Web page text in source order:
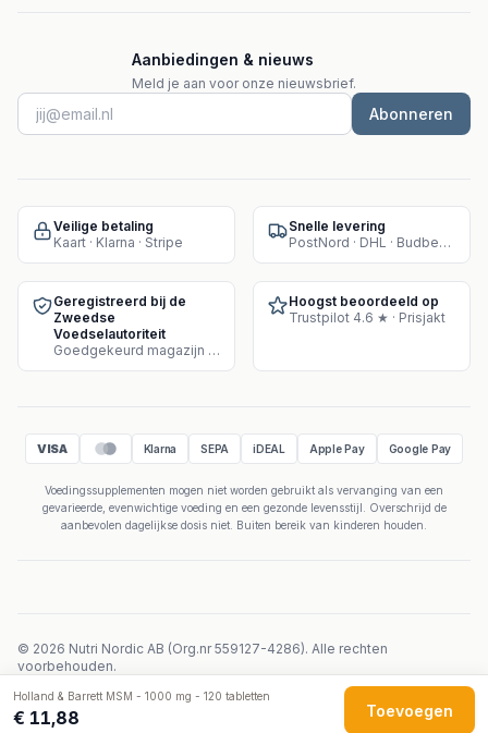
Holland & Barrett MSM - 1000 mg - 120 tabletten
€ 11,88 Toevoegen
Aanbiedingen & nieuws
Meld je aan voor onze nieuwsbrief.
Abonneren
Veilige betaling
Kaart · Klarna · Stripe
Snelle levering
PostNord · DHL · Budbee · Instabox
Geregistreerd bij de
Zweedse
Voedselautoriteit
Goedgekeurd magazijn voor supplementenverkoop
Hoogst beoordeeld op
Trustpilot 4.6 ★ · Prisjakt
VISA Klarna SEPA iDEAL Apple Pay Google Pay
Voedingssupplementen mogen niet worden gebruikt als vervanging van een
gevarieerde, evenwichtige voeding en een gezonde levensstijl. Overschrijd de
aanbevolen dagelijkse dosis niet. Buiten bereik van kinderen houden.
© 2026 Nutri Nordic AB (Org.nr 559127-4286). Alle rechten
voorbehouden.